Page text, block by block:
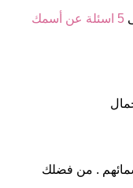
5 اسئلة عن أسمك